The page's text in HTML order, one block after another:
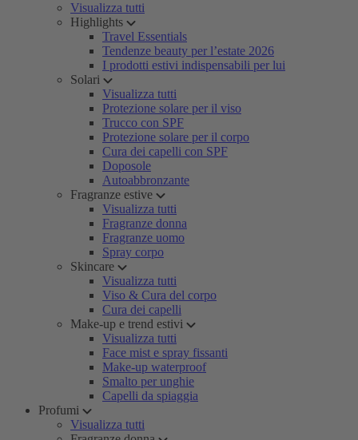
Visualizza tutti
Highlights
Travel Essentials
Tendenze beauty per l’estate 2026
I prodotti estivi indispensabili per lui
Solari
Visualizza tutti
Protezione solare per il viso
Trucco con SPF
Protezione solare per il corpo
Cura dei capelli con SPF
Doposole
Autoabbronzante
Fragranze estive
Visualizza tutti
Fragranze donna
Fragranze uomo
Spray corpo
Skincare
Visualizza tutti
Viso & Cura del corpo
Cura dei capelli
Make-up e trend estivi
Visualizza tutti
Face mist e spray fissanti
Make-up waterproof
Smalto per unghie
Capelli da spiaggia
Profumi
Visualizza tutti